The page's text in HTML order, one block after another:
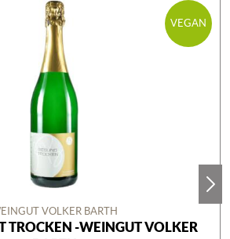
VEGAN
VOLKER BARTH
TROCKEN -WEINGUT VOLKER